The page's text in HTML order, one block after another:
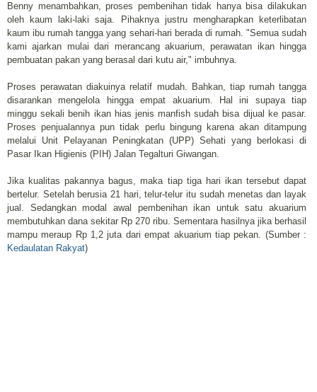
Benny menambahkan, proses pembenihan tidak hanya bisa dilakukan
oleh kaum laki-laki saja. Pihaknya justru mengharapkan keterlibatan
kaum ibu rumah tangga yang sehari-hari berada di rumah. "Semua sudah
kami ajarkan mulai dari merancang akuarium, perawatan ikan hingga
pembuatan pakan yang berasal dari kutu air," imbuhnya.
Proses perawatan diakuinya relatif mudah. Bahkan, tiap rumah tangga
disarankan mengelola hingga empat akuarium. Hal ini supaya tiap
minggu sekali benih ikan hias jenis manfish sudah bisa dijual ke pasar.
Proses penjualannya pun tidak perlu bingung karena akan ditampung
melalui Unit Pelayanan Peningkatan (UPP) Sehati yang berlokasi di
Pasar Ikan Higienis (PIH) Jalan Tegalturi Giwangan.
Jika kualitas pakannya bagus, maka tiap tiga hari ikan tersebut dapat
bertelur. Setelah berusia 21 hari, telur-telur itu sudah menetas dan layak
jual. Sedangkan modal awal pembenihan ikan untuk satu akuarium
membutuhkan dana sekitar Rp 270 ribu. Sementara hasilnya jika berhasil
mampu meraup Rp 1,2 juta dari empat akuarium tiap pekan. (Sumber :
Kedaulatan Rakyat)